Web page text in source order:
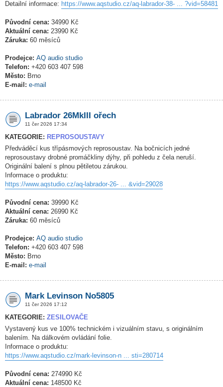
Detailní informace: https://www.aqstudio.cz/aq-labrador-38- ... ?vid=58481
Původní cena: 34990 Kč
Aktuální cena: 23990 Kč
Záruka: 60 měsíců
Prodejce: AQ audio studio
Telefon: +420 603 407 598
Město: Brno
E-mail: e-mail
Labrador 26MkIII ořech
11 čer 2026 17:34
KATEGORIE: REPROSOUSTAVY
Předváděcí kus třípásmových reprosoustav. Na bočnicích jedné
reprosoustavy drobné promáčkliny dýhy, při pohledu z čela neruší.
Originální balení s plnou pětiletou zárukou.
Informace o produktu:
https://www.aqstudio.cz/aq-labrador-26- ... &vid=29028
Původní cena: 39990 Kč
Aktuální cena: 26990 Kč
Záruka: 60 měsíců
Prodejce: AQ audio studio
Telefon: +420 603 407 598
Město: Brno
E-mail: e-mail
Mark Levinson No5805
11 čer 2026 17:12
KATEGORIE: ZESILOVAČE
Vystavený kus ve 100% technickém i vizuálním stavu, s originálním
balením. Na dálkovém ovládání folie.
Informace o produktu:
https://www.aqstudio.cz/mark-levinson-n ... sti=280714
Původní cena: 274990 Kč
Aktuální cena: 148500 Kč